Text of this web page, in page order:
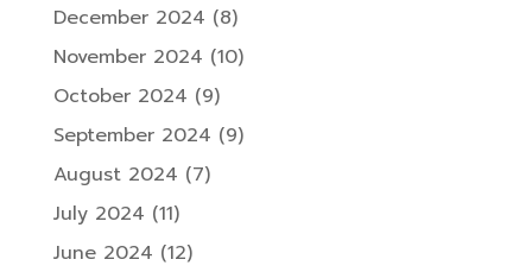
December 2024 (8)
November 2024 (10)
October 2024 (9)
September 2024 (9)
August 2024 (7)
July 2024 (11)
June 2024 (12)